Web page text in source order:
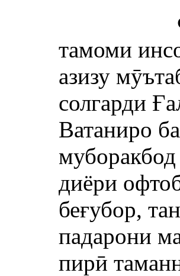
тамоми
азизу
солгарди
Ватаниро
диёри
беғубор,
падарони
пирӣ